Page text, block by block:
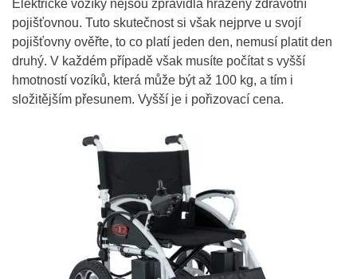
Elektrické vozíky nejsou zpravidla hrazeny zdravotní
pojišťovnou. Tuto skutečnost si však nejprve u svojí
pojišťovny ověřte, to co platí jeden den, nemusí platit den
druhý. V každém případě však musíte počítat s vyšší
hmotností vozíků, která může být až 100 kg, a tím i
složitějším přesunem. Vyšší je i pořizovací cena.